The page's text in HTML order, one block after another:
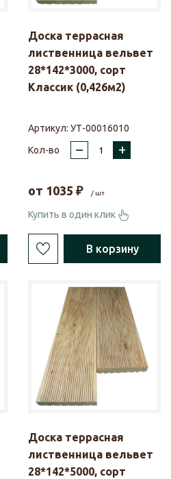
Доска террасная
лиственница вельвет
28*142*3000, сорт
Классик (0,426м2)
Артикул: УТ-00016010
Кол-во
– +
от 1035 ₽ / шт
Купить в один клик
В корзину
Доска террасная
лиственница вельвет
28*142*5000, сорт